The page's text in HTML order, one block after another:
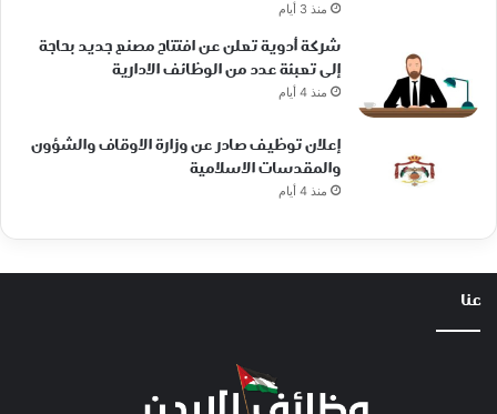
منذ 3 أيام
شركة أدوية تعلن عن افتتاح مصنع جديد بحاجة
إلى تعبئة عدد من الوظائف الادارية
منذ 4 أيام
إعلان توظيف صادر عن وزارة الاوقاف والشؤون
والمقدسات الاسلامية
منذ 4 أيام
عنا